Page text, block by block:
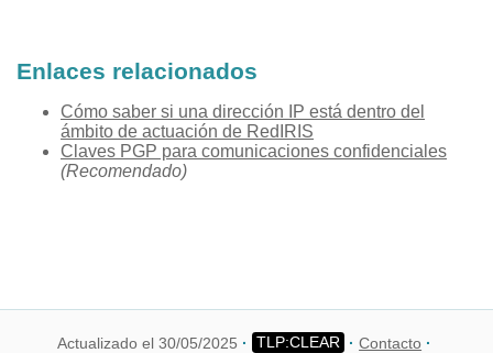
Enlaces relacionados
Cómo saber si una dirección IP está dentro del
ámbito de actuación de RedIRIS
Claves PGP para comunicaciones confidenciales
(Recomendado)
Actualizado el 30/05/2025 Contacto